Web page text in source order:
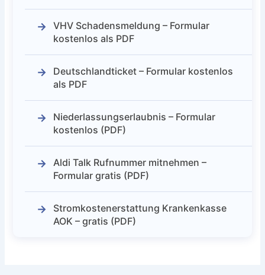
VHV Schadensmeldung – Formular
kostenlos als PDF
Deutschlandticket – Formular kostenlos
als PDF
Niederlassungserlaubnis – Formular
kostenlos (PDF)
Aldi Talk Rufnummer mitnehmen –
Formular gratis (PDF)
Stromkostenerstattung Krankenkasse
AOK – gratis (PDF)